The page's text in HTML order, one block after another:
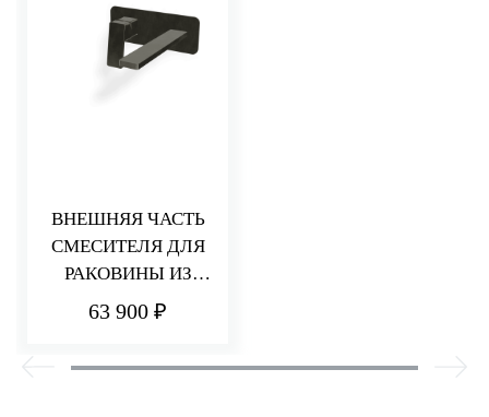
ВНЕШНЯЯ ЧАСТЬ
СМЕСИТЕЛЯ ДЛЯ
РАКОВИНЫ ИЗ
СТЕНЫ 182 ММ
63 900 ₽